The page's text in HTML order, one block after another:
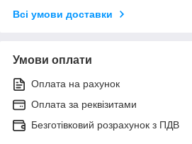
Всі умови доставки
Умови оплати
Оплата на рахунок
Оплата за реквізитами
Безготівковий розрахунок з ПДВ